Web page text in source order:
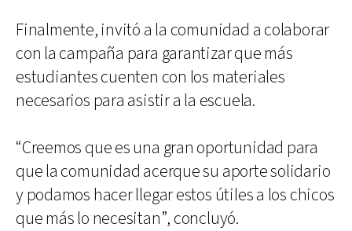
Finalmente, invitó a la comunidad a colaborar
con la campaña para garantizar que más
estudiantes cuenten con los materiales
necesarios para asistir a la escuela.
“Creemos que es una gran oportunidad para
que la comunidad acerque su aporte solidario
y podamos hacer llegar estos útiles a los chicos
que más lo necesitan”, concluyó.